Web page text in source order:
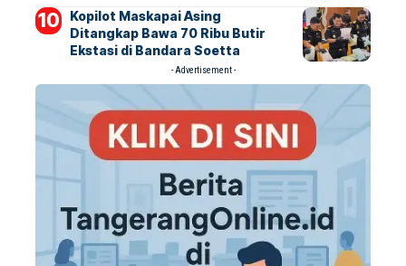
Kopilot Maskapai Asing
Ditangkap Bawa 70 Ribu Butir
Ekstasi di Bandara Soetta
- Advertisement -